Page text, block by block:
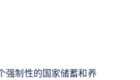
强制性的国家储蓄和养